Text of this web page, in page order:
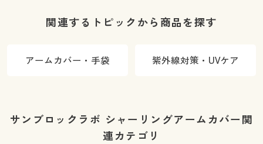
関連するトピックから商品を探す
アームカバー・手袋 紫外線対策・UVケア
サンブロックラボ シャーリングアームカバー関
連カテゴリ